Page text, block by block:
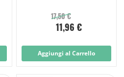
17,50 €
11,96 €
Aggiungi al Carrello